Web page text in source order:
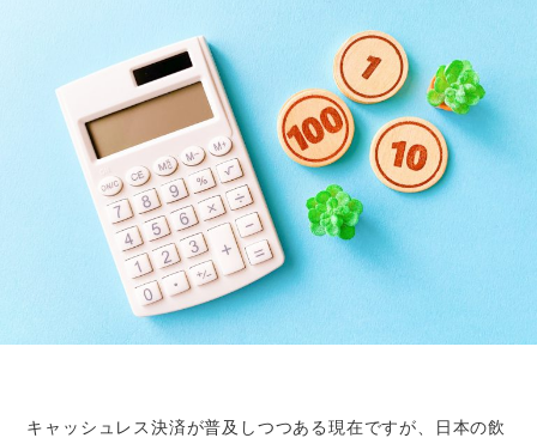
キャッシュレス決済が普及しつつある現在ですが、日本の飲